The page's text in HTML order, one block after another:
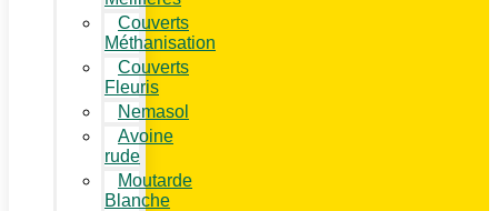
Couverts
Méthanisation
Couverts
Fleuris
Nemasol
Avoine
rude
Moutarde
Blanche